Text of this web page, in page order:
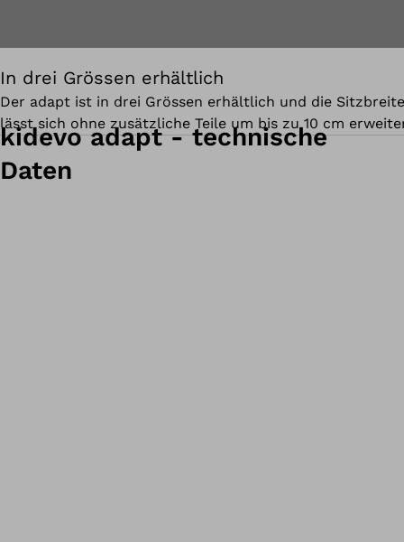
In drei Grössen erhältlich
Der adapt ist in drei Grössen erhältlich und die Sitzbreite
lässt sich ohne zusätzliche Teile um bis zu 10 cm
kidevo adapt - technische
Daten